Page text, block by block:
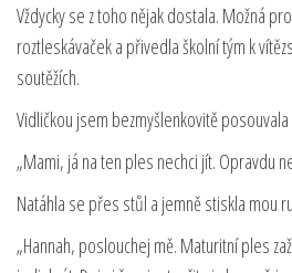
Vždycky se z toho nějak dostala. Možná
roztleskávaček a přivedla školní tým k
soutěžích.
Vidličkou jsem bezmyšlenkovitě
„Mami, já na ten ples nechci jít. Opravdu
Natáhla se přes stůl a jemně stiskla mou
„Hannah, poslouchej mě. Maturitní ples